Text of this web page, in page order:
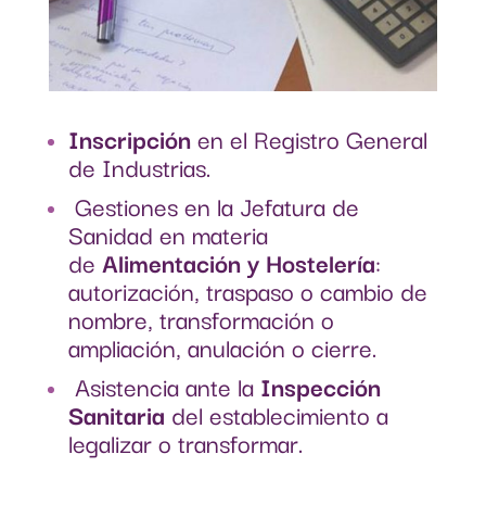
Inscripciónen el Registro General
de Industrias.
Gestiones en la Jefatura de
Sanidad en materia
deAlimentación y Hostelería:
autorización, traspaso o cambio de
nombre, transformación o
ampliación, anulación o cierre.
Asistencia ante la Inspección
Sanitaria del establecimiento a
legalizar o transformar.